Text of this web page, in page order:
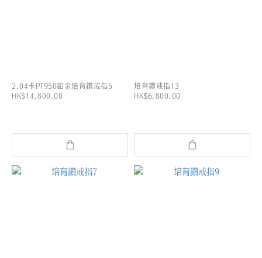
2.04卡PT950鉑金培育鑽戒指5
HK$14,800.00
培育鑽戒指13
HK$6,800.00